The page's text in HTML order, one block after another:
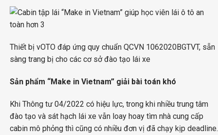
Thiết bị vOTO đáp ứng quy chuẩn QCVN 1062020BGTVT, sẵn
sàng trang bị cho các cơ sở đào tạo lái xe
Sản phẩm “Make in Vietnam” giải bài toán khó
Khi Thông tư 04/2022 có hiệu lực, trong khi nhiều trung tâm
đào tạo và sát hạch lái xe vẫn loay hoay tìm nhà cung cấp
cabin mô phỏng thì cũng có nhiều đơn vị đã chạy kịp deadline.